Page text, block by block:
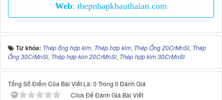
Web: thepnhapkhauthaian.com
Từ khóa: Thép ống hợp kim, Thép hợp kim, Thép Ống 20CrMnSi, Thép
Ống 30CrMnSi, Thép hợp kim 20CrMnSi, Thép hợp kim 30CrMnSi
Tổng Số Điểm Của Bài Viết Là: 0 Trong 0 Đánh Giá
Click Để Đánh Giá Bài Viết